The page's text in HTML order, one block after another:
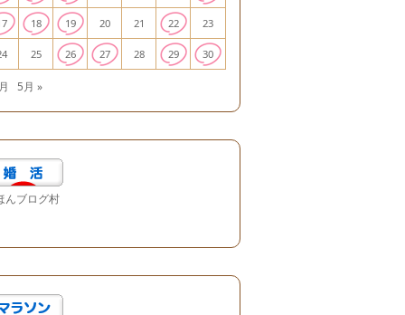
18 19 20 21 22 23
25 26 27 28 29 30
5月 »
んブログ村